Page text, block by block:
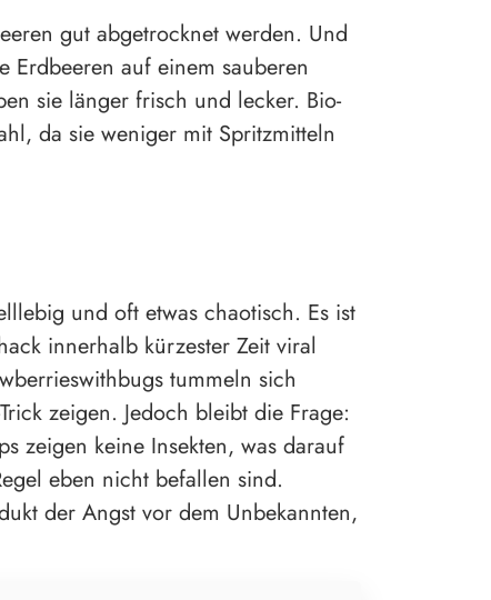
gut abgetrocknet werden. Und
Erdbeeren auf einem sauberen
sie länger frisch und lecker. Bio-
da sie weniger mit Spritzmitteln
und oft etwas chaotisch. Es ist
innerhalb kürzester Zeit viral
tummeln sich
zeigen. Jedoch bleibt die Frage:
zeigen keine Insekten, was darauf
eben nicht befallen sind.
der Angst vor dem Unbekannten,